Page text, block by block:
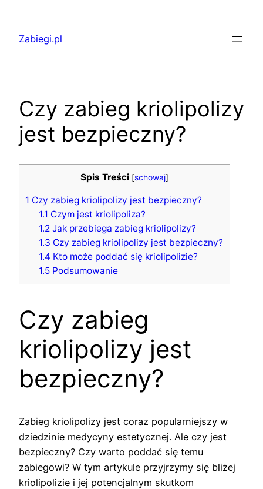
treściZabiegi.pl
Czy zabieg kriolipolizy
jest bezpieczny?
Spis Treści [schowaj]
1 Czy zabieg kriolipolizy jest bezpieczny?
1.1 Czym jest kriolipoliza?
1.2 Jak przebiega zabieg kriolipolizy?
1.3 Czy zabieg kriolipolizy jest bezpieczny?
1.4 Kto może poddać się kriolipolizie?
1.5 Podsumowanie
Czy zabieg
kriolipolizy jest
bezpieczny?
Zabieg kriolipolizy jest coraz popularniejszy w
dziedzinie medycyny estetycznej. Ale czy jest
bezpieczny? Czy warto poddać się temu
zabiegowi? W tym artykule przyjrzymy się bliżej
kriolipolizie i jej potencjalnym skutkom